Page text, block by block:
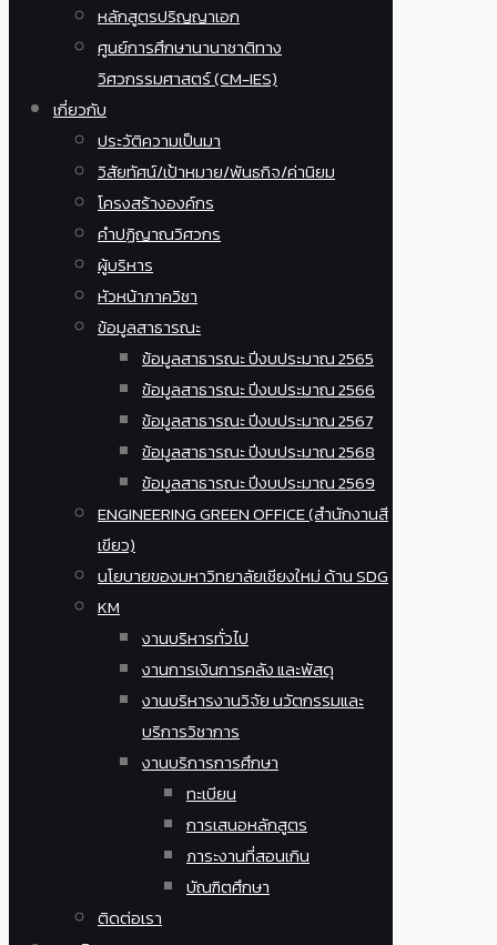
หลักสูตรปริญญาเอก
ศูนย์การศึกษานานาชาติทาง
วิศวกรรมศาสตร์ (CM-IES)
เกี่ยวกับ
ประวัติความเป็นมา
วิสัยทัศน์/เป้าหมาย/พันธกิจ/ค่านิยม
โครงสร้างองค์กร
คำปฏิญาณวิศวกร
ผู้บริหาร
หัวหน้าภาควิชา
ข้อมูลสาธารณะ
ข้อมูลสาธารณะ ปีงบประมาณ 2565
ข้อมูลสาธารณะ ปีงบประมาณ 2566
ข้อมูลสาธารณะ ปีงบประมาณ 2567
ข้อมูลสาธารณะ ปีงบประมาณ 2568
ข้อมูลสาธารณะ ปีงบประมาณ 2569
ENGINEERING GREEN OFFICE (สำนักงานสี
เขียว)
นโยบายของมหาวิทยาลัยเชียงใหม่ ด้าน SDG
KM
งานบริหารทั่วไป
งานการเงินการคลัง และพัสดุ
งานบริหารงานวิจัย นวัตกรรมและ
บริการวิชาการ
งานบริการการศึกษา
ทะเบียน
การเสนอหลักสูตร
ภาระงานที่สอนเกิน
บัณฑิตศึกษา
ติดต่อเรา